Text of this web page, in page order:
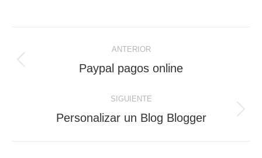
entre
publicaciones
ANTERIOR
Publicación
Paypal pagos online
SIGUIENTE
Publicación
Personalizar un Blog Blogger